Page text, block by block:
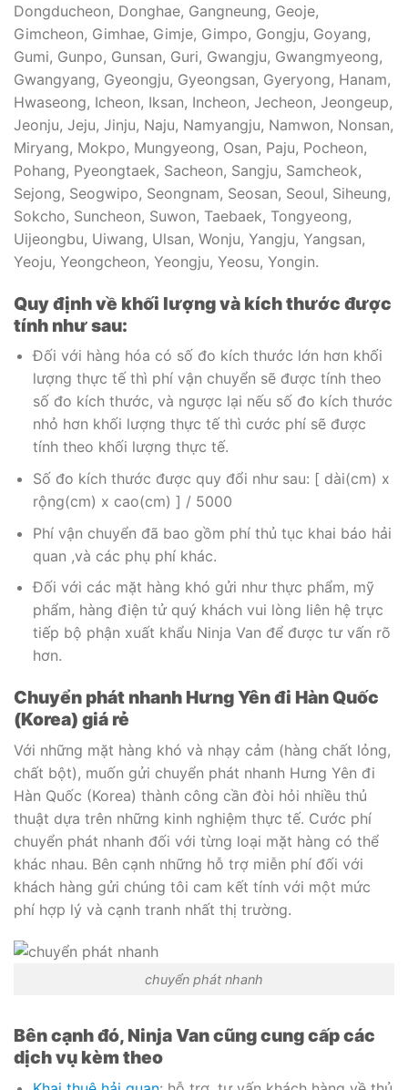
Dongducheon, Donghae, Gangneung, Geoje,
Gimcheon, Gimhae, Gimje, Gimpo, Gongju, Goyang,
Gumi, Gunpo, Gunsan, Guri, Gwangju, Gwangmyeong,
Gwangyang, Gyeongju, Gyeongsan, Gyeryong, Hanam,
Hwaseong, Icheon, Iksan, Incheon, Jecheon, Jeongeup,
Jeonju, Jeju, Jinju, Naju, Namyangju, Namwon, Nonsan,
Miryang, Mokpo, Mungyeong, Osan, Paju, Pocheon,
Pohang, Pyeongtaek, Sacheon, Sangju, Samcheok,
Sejong, Seogwipo, Seongnam, Seosan, Seoul, Siheung,
Sokcho, Suncheon, Suwon, Taebaek, Tongyeong,
Uijeongbu, Uiwang, Ulsan, Wonju, Yangju, Yangsan,
Yeoju, Yeongcheon, Yeongju, Yeosu, Yongin.
Quy định về khối lượng và kích thước được
tính như sau:
Đối với hàng hóa có số đo kích thước lớn hơn khối
lượng thực tế thì phí vận chuyển sẽ được tính theo
số đo kích thước, và ngược lại nếu số đo kích thước
nhỏ hơn khối lượng thực tế thì cước phí sẽ được
tính theo khối lượng thực tế.
Số đo kích thước được quy đổi như sau: [ dài(cm) x
rộng(cm) x cao(cm) ] / 5000
Phí vận chuyển đã bao gồm phí thủ tục khai báo hải
quan ,và các phụ phí khác.
Đối với các mặt hàng khó gửi như thực phẩm, mỹ
phẩm, hàng điện tử quý khách vui lòng liên hệ trực
tiếp bộ phận xuất khẩu Ninja Van để được tư vấn rõ
hơn.
Chuyển phát nhanh Hưng Yên đi Hàn Quốc
(Korea) giá rẻ
Với những mặt hàng khó và nhạy cảm (hàng chất lỏng,
chất bột), muốn gửi chuyển phát nhanh Hưng Yên đi
Hàn Quốc (Korea) thành công cần đòi hỏi nhiều thủ
thuật dựa trên những kinh nghiệm thực tế. Cước phí
chuyển phát nhanh đối với từng loại mặt hàng có thể
khác nhau. Bên cạnh những hỗ trợ miễn phí đối với
khách hàng gửi chúng tôi cam kết tính với một mức
phí hợp lý và cạnh tranh nhất thị trường.
chuyển phát nhanh
Bên cạnh đó, Ninja Van cũng cung cấp các
dịch vụ kèm theo